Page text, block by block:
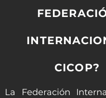
CICOP?
La Federación